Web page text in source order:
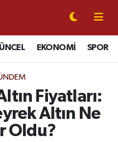
EKONOMİ SPOR
Fiyatları:
Altın Ne
Oldu?
Eczaneler
Durumu
Vakitleri
Yoğunluk Haritası
ve Fikstür